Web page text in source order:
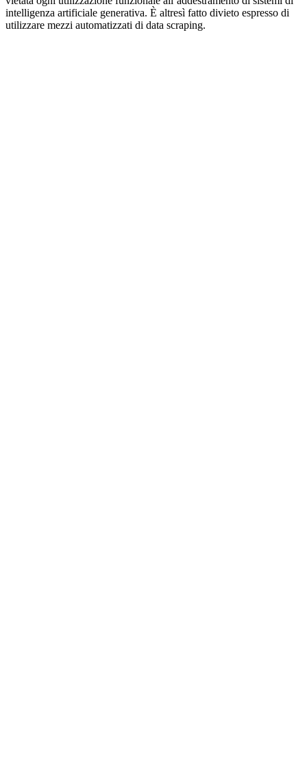
intelligenza artificiale generativa. È altresì fatto divieto espresso di
utilizzare mezzi automatizzati di data scraping.